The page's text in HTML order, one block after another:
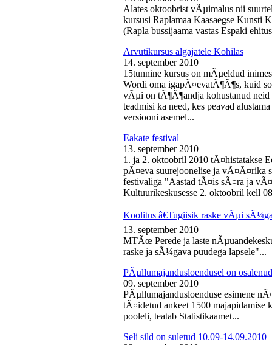
Alates oktoobrist vÃµimalus nii
kursusi Raplamaa Kaasaegse Kunsti
(Rapla bussijaama vastas Espaki
Arvutikursus algajatele Kohilas
14. september 2010
15tunnine kursus on mÃµeldud
Wordi oma igapÃ¤evatÃ¶Ã¶s, kuid
vÃµi on tÃ¶Ã¶andja kohustanud neid
teadmisi ka need, kes peavad
versiooni asemel...
Eakate festival
13. september 2010
1. ja 2. oktoobril 2010 tÃ¤histatakse
pÃ¤eva suurejoonelise ja vÃ¤Ã¤rika
festivaliga "Aastad tÃ¤is sÃ¤ra ja
Kultuurikeskusesse 2. oktoobril kell
Koolitus â€Tugiisik raske vÃµi
13. september 2010
MTÃœ Perede ja laste
raske ja sÃ¼gava puudega lapsele"...
PÃµllumajandusloendusel on
09. september 2010
PÃµllumajandusloenduse esimene
tÃ¤idetud ankeet 1500 majapidamise
pooleli, teatab Statistikaamet...
Seli sild on suletud 10.09-14.09.2010